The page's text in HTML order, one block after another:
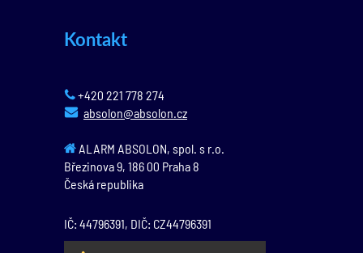
Kontakt
+420 221 778 274
absolon@absolon.cz
ALARM ABSOLON, spol. s r.o.
Březinova 9, 186 00 Praha 8
Česká republika
IČ: 44796391, DIČ: CZ44796391